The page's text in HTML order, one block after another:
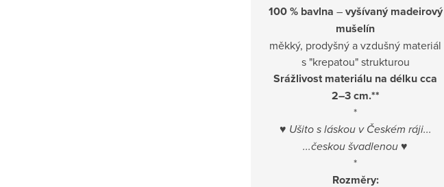
100 % bavlna –vyšívaný madeirový
mušelín
měkký, prodyšný a vzdušný materiál
s "krepatou" strukturou
Srážlivost materiálu na délku cca
2–3 cm.**
*
♥ Ušito s láskou v Českém ráji...
...českou švadlenou ♥
*
Rozměry: